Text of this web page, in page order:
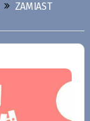
ZAMIAST